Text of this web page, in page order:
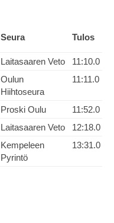
Seura Tulos
Laitasaaren Veto
11:10.0
Oulun
Hiihtoseura
11:11.0
Proski Oulu
11:52.0
Laitasaaren Veto
12:18.0
Kempeleen
Pyrintö
13:31.0